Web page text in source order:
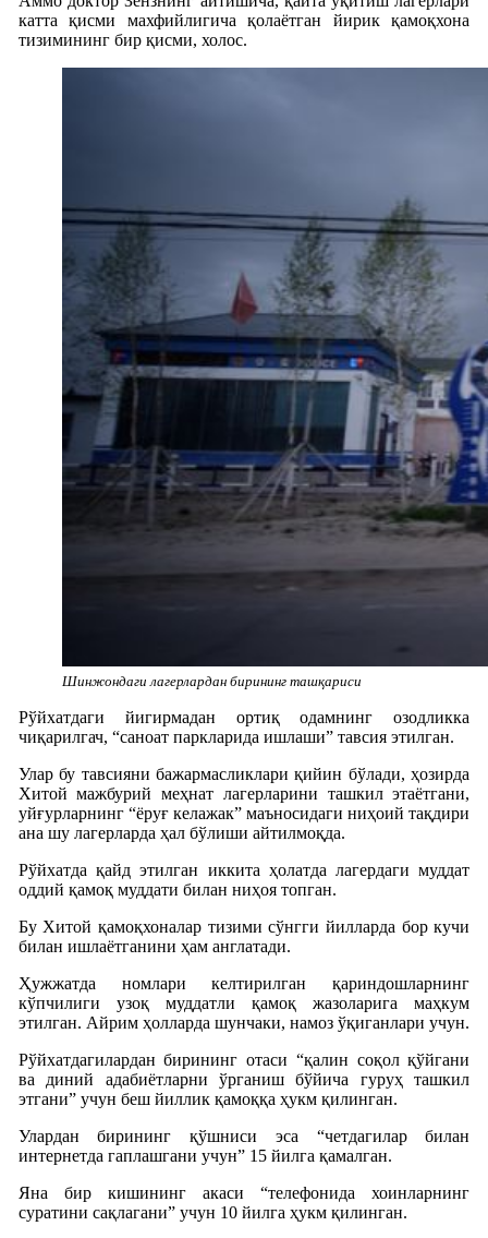
катта қисми махфийлигича қолаётган йирик қамоқхона
тизимининг бир қисми, холос.
Шинжондаги лагерлардан бирининг ташқариси
Рўйхатдаги йигирмадан ортиқ одамнинг озодликка
чиқарилгач, “саноат паркларида ишлаши” тавсия этилган.
Улар бу тавсияни бажармасликлари қийин бўлади, ҳозирда
Хитой мажбурий меҳнат лагерларини ташкил этаётгани,
уйғурларнинг “ёруғ келажак” маъносидаги ниҳоий тақдири
ана шу лагерларда ҳал бўлиши айтилмоқда.
Рўйхатда қайд этилган иккита ҳолатда лагердаги муддат
оддий қамоқ муддати билан ниҳоя топган.
Бу Хитой қамоқхоналар тизими сўнгги йилларда бор кучи
билан ишлаётганини ҳам англатади.
Ҳужжатда номлари келтирилган қариндошларнинг
кўпчилиги узоқ муддатли қамоқ жазоларига маҳкум
этилган. Айрим ҳолларда шунчаки, намоз ўқиганлари учун.
Рўйхатдагилардан бирининг отаси “қалин соқол қўйгани
ва диний адабиётларни ўрганиш бўйича гуруҳ ташкил
этгани” учун беш йиллик қамоққа ҳукм қилинган.
Улардан бирининг қўшниси эса “четдагилар билан
интернетда гаплашгани учун” 15 йилга қамалган.
Яна бир кишининг акаси “телефонида хоинларнинг
суратини сақлагани” учун 10 йилга ҳукм қилинган.